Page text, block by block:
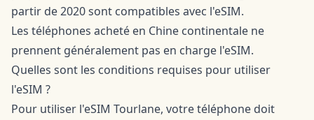
partir de 2020 sont compatibles avec l'eSIM.
Les téléphones acheté en Chine continentale ne
prennent généralement pas en charge l'eSIM.
Quelles sont les conditions requises pour utiliser
l'eSIM ?
Pour utiliser l'eSIM Tourlane, votre téléphone doit